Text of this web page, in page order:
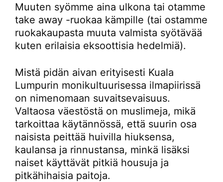
Muuten syömme aina ulkona tai otamme
take away -ruokaa kämpille (tai ostamme
ruokakaupasta muuta valmista syötävää
kuten erilaisia eksoottisia hedelmiä).
Mistä pidän aivan erityisesti Kuala
Lumpurin monikultuurisessa ilmapiirissä
on nimenomaan suvaitsevaisuus.
Valtaosa väestöstä on muslimeja, mikä
tarkoittaa käytännössä, että suurin osa
naisista peittää huivilla hiuksensa,
kaulansa ja rinnustansa, minkä lisäksi
naiset käyttävät pitkiä housuja ja
pitkähihaisia paitoja.